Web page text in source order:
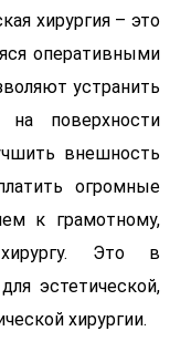
хирургия – это
оперативными
устранить
поверхности
внешность
огромные
к грамотному,
хирургу. Это в
эстетической,
хирургии.